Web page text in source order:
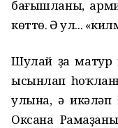
бағышланы,
көттө. Ә ул...
Шулай ҙа матур
ысынлап
улына, ә
Оксана